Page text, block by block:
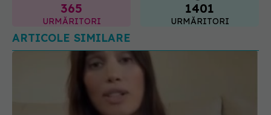
365
URMĂRITORI
1401
URMĂRITORI
ARTICOLE SIMILARE